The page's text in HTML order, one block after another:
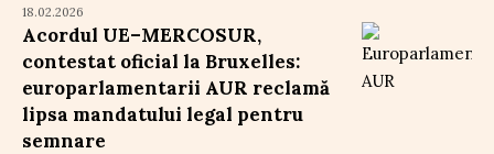
18.02.2026
Acordul UE–MERCOSUR,
contestat oficial la Bruxelles:
europarlamentarii AUR reclamă
lipsa mandatului legal pentru
semnare